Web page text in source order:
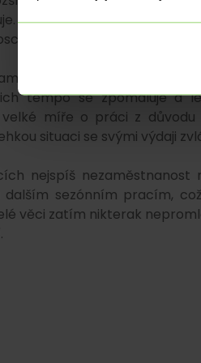
V předchozích deseti
kolem nuly.
je jednou z
tempo se zpomaluje a
míře o práci z
situaci se svými výdaji
nejspíš
dalším sezónním pracím,
věci zatím nikterak